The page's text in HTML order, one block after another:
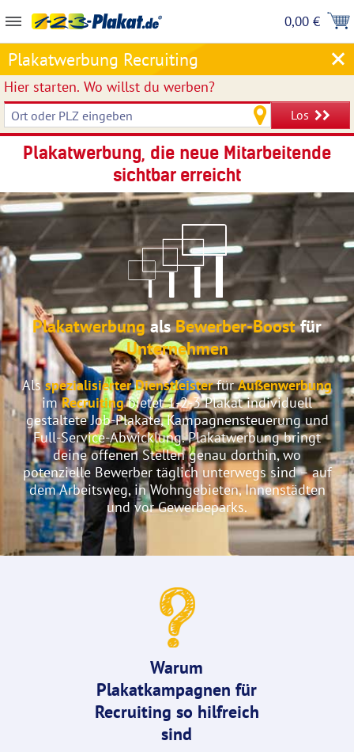
0,00 €
Plakatwerbung Recruiting
Hier starten. Wo willst du werben?
Los
Plakatwerbung, die neue Mitarbeitende
sichtbar erreicht
PlakatwerbungalsBewerber-Boostfür
Unternehmen
Alsspezialisierter DienstleisterfürAußenwerbung
imRecruitingbietet 1-2-3 Plakat individuell
gestaltete Job-Plakate, Kampagnensteuerung und
Full-Service-Abwicklung. Plakatwerbung bringt
deine offenen Stellen genau dorthin, wo
potenzielle Bewerber täglich unterwegs sind – auf
dem Arbeitsweg, in Wohngebieten, Innenstädten
und vor Gewerbeparks.
Warum
Plakatkampagnen für
Recruiting so hilfreich
sind